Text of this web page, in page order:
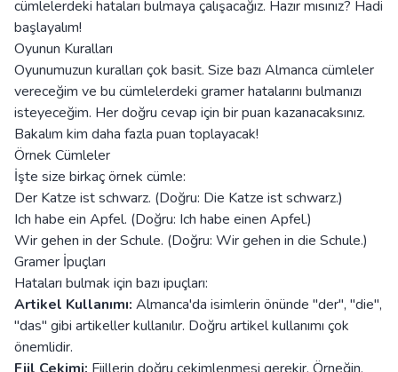
cümlelerdeki hataları bulmaya çalışacağız. Hazır mısınız? Hadi
başlayalım!
Oyunun Kuralları
Oyunumuzun kuralları çok basit. Size bazı Almanca cümleler
vereceğim ve bu cümlelerdeki gramer hatalarını bulmanızı
isteyeceğim. Her doğru cevap için bir puan kazanacaksınız.
Bakalım kim daha fazla puan toplayacak!
Örnek Cümleler
İşte size birkaç örnek cümle:
Der Katze ist schwarz. (Doğru: Die Katze ist schwarz.)
Ich habe ein Apfel. (Doğru: Ich habe einen Apfel.)
Wir gehen in der Schule. (Doğru: Wir gehen in die Schule.)
Gramer İpuçları
Hataları bulmak için bazı ipuçları:
Artikel Kullanımı: Almanca'da isimlerin önünde "der", "die",
"das" gibi artikeller kullanılır. Doğru artikel kullanımı çok
önemlidir.